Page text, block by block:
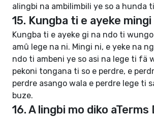
alingbi na ambilimbili ye so a hunda
15. Kungba ti e ayeke mingi
Kungba ti e ayeke gi na ndo ti
amû lege na ni. Mingi ni, e yeke na
ndo ti ambeni ye so asi na lege ti fä
pekoni tongana ti so e perdre, e
perdre asango wala e perdre lege ti
buze.
16. A lingbi mo diko aTerms